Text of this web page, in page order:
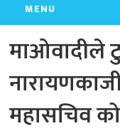
MENU
माओवादीले
नारायणकाजी
महासचिव